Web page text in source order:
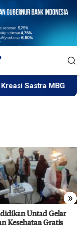
Sastra MBG
»
Untad Gelar
Kesehatan Gratis